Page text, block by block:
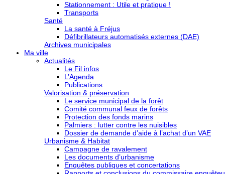
Stationnement : Utile et pratique !
Transports
Santé
La santé à Fréjus
Défibrillateurs automatisés externes (DAE)
Archives municipales
Ma ville
Actualités
Le Fil infos
L’Agenda
Publications
Valorisation & préservation
Le service municipal de la forêt
Comité communal feux de forêts
Protection des fonds marins
Palmiers : lutter contre les nuisibles
Dossier de demande d’aide à l’achat d’un VAE
Urbanisme & Habitat
Campagne de ravalement
Les documents d’urbanisme
Enquêtes publiques et concertations